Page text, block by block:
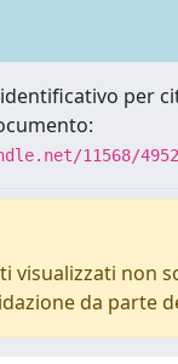
per
11568/
visualizzati non
da parte